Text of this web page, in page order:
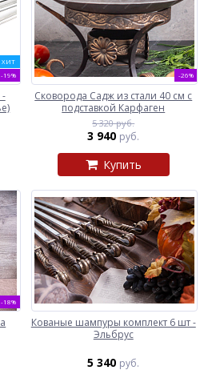
ХИТ
-19%
-26%
Сковорода Садж из стали 40 см с
подставкой Карфаген
5 320 руб.
3 940 руб.
Купить
-18%
Кованые шампуры комплект 6 шт -
Эльбрус
5 340 руб.